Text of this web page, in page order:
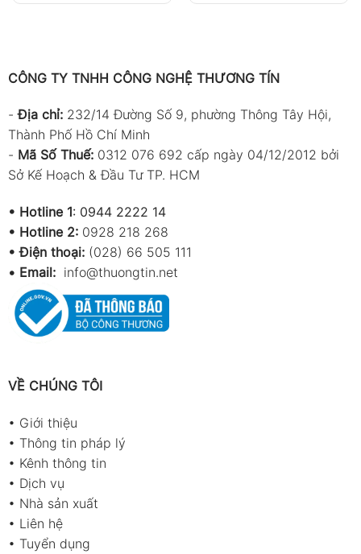
CÔNG TY TNHH CÔNG NGHỆ THƯƠNG TÍN
-Địa chỉ: 232/14 Đường Số 9, phường Thông Tây Hội,
Thành Phố Hồ Chí Minh
- Mã Số Thuế: 0312 076 692 cấp ngày 04/12/2012 bởi
Sở Kế Hoạch & Đầu Tư TP. HCM
• Hotline 1: 0944 2222 14
• Hotline 2: 0928 218 268
• Điện thoại: (028) 66 505 111
• Email: info@thuongtin.net
VỀ CHÚNG TÔI
• Giới thiệu
• Thông tin pháp lý
• Kênh thông tin
• Dịch vụ
• Nhà sản xuất
• Liên hệ
• Tuyển dụng